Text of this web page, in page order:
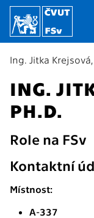
Ing. Jitka Krejsová,
ING.
PH.D.
Role na FSv
Kontaktní
Místnost:
A-337